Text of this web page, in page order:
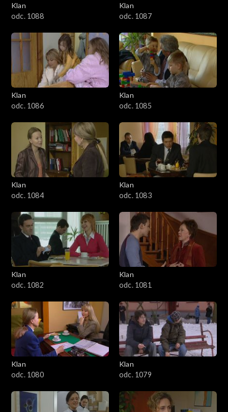
2301–2400
2201–2300
2101–2200
2001–2100
1901–2000
1801–1900
1701–1800
1601–1700
1501–1600
1401–1500
1301–1400
1201–1300
1101–1200
1001–1100
901–1000
801–900
Klan
odc. 1088
Klan
odc. 1087
Klan
odc. 1086
Klan
odc. 1085
Klan
odc. 1084
Klan
odc. 1083
Klan
odc. 1082
Klan
odc. 1081
Klan
odc. 1080
Klan
odc. 1079